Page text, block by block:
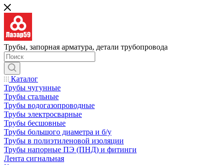
Трубы, запорная арматура, детали трубопровода
Каталог
Трубы чугунные
Трубы стальные
Трубы водогазопроводные
Трубы электросварные
Трубы бесшовные
Трубы большого диаметра и б/у
Трубы в полиэтиленовой изоляции
Трубы напорные ПЭ (ПНД) и фитинги
Лента сигнальная